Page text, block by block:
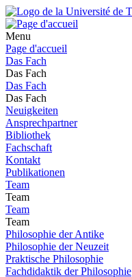
Menu
Page d'accueil
Das Fach
Das Fach
Das Fach
Das Fach
Neuigkeiten
Ansprechpartner
Bibliothek
Fachschaft
Kontakt
Publikationen
Team
Team
Team
Team
Philosophie der Antike
Philosophie der Neuzeit
Praktische Philosophie
Fachdidaktik der Philosophie